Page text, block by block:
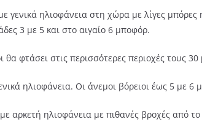
γενικά ηλιοφάνεια στη χώρα με λίγες
3 με 5 και στο αιγαίο 6 μποφόρ.
θα φτάσει στις περισσότερες περιοχές τους
ηλιοφάνεια. Οι άνεμοι βόρειοι έως 5
αρκετή ηλιοφάνεια με πιθανές βροχές από